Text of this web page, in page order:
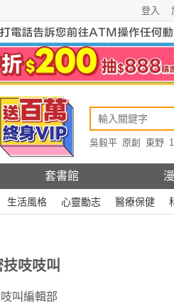
登入
吳毅平 原創 東野
套書館
生活風格 心靈勵志 醫療保健
吱吱叫
叫編輯部